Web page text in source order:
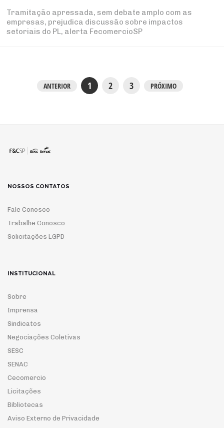
Tramitação apressada, sem debate amplo com as
empresas, prejudica discussão sobre impactos
setoriais do PL, alerta FecomercioSP
ANTERIOR 1 2 3 PRÓXIMO
NOSSOS CONTATOS
Fale Conosco
Trabalhe Conosco
Solicitações LGPD
INSTITUCIONAL
Sobre
Imprensa
Sindicatos
Negociações Coletivas
SESC
SENAC
Cecomercio
Licitações
Bibliotecas
Aviso Externo de Privacidade